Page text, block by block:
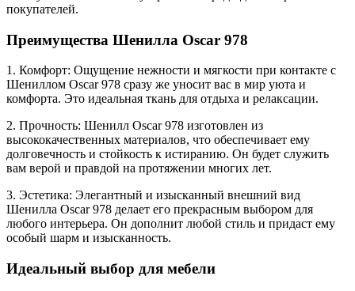
покупателей.
Преимущества Шенилла Oscar 978
1. Комфорт: Ощущение нежности и мягкости при контакте с
Шениллом Oscar 978 сразу же уносит вас в мир уюта и
комфорта. Это идеальная ткань для отдыха и релаксации.
2. Прочность: Шенилл Oscar 978 изготовлен из
высококачественных материалов, что обеспечивает ему
долговечность и стойкость к истиранию. Он будет служить
вам верой и правдой на протяжении многих лет.
3. Эстетика: Элегантный и изысканный внешний вид
Шенилла Oscar 978 делает его прекрасным выбором для
любого интерьера. Он дополнит любой стиль и придаст ему
особый шарм и изысканность.
Идеальный выбор для мебели